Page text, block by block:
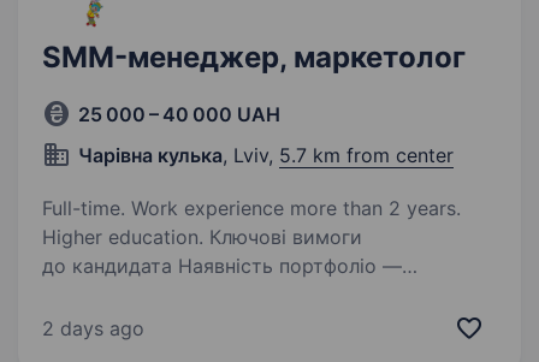
SMM-менеджер, маркетолог
25 000 – 40 000 UAH
Чарівна кулька, Lviv, 5.7 km from center
Full-time. Work experience more than 2 years.
Higher education. Ключові вимоги
до кандидата Наявність портфоліо —
(фото, змонтовані Reels/TikTok). Мобільна
2 days ago